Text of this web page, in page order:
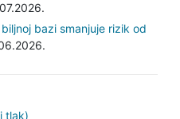
bazi smanjuje rizik od
tlak)